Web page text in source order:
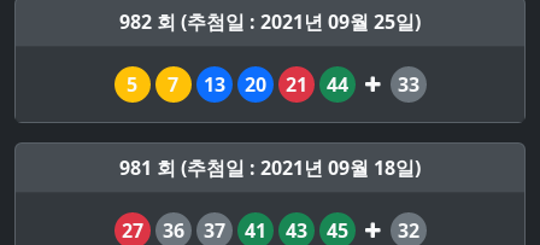
982 회 (추첨일 : 2021년 09월 25일)
5 7 13 20 21 44 33
981 회 (추첨일 : 2021년 09월 18일)
27 36 37 41 43 45 32